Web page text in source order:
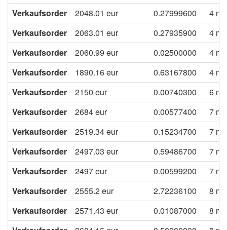
Verkaufsorder
2048.01 eur 0.27999600
4
Verkaufsorder
2063.01 eur 0.27935900
4
Verkaufsorder
2060.99 eur 0.02500000
4
Verkaufsorder
1890.16eur 0.63167800
4
Verkaufsorder
2150 eur 0.00740300
6
Verkaufsorder
2684eur 0.00577400
7
Verkaufsorder
2519.34eur 0.15234700
7
Verkaufsorder
2497.03 eur 0.59486700
7
Verkaufsorder
2497eur 0.00599200
7
Verkaufsorder
2555.2eur 2.72236100
8
Verkaufsorder
2571.43 eur 0.01087000
8